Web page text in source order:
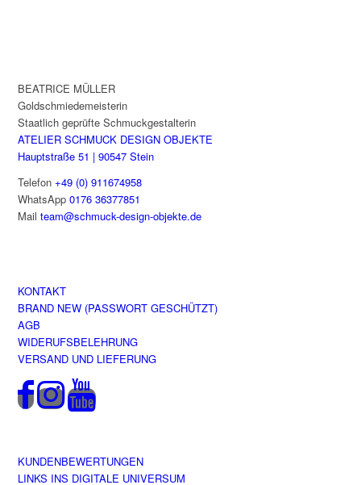
BEATRICE MÜLLER
Goldschmiedemeisterin
Staatlich geprüfte Schmuckgestalterin
ATELIER SCHMUCK DESIGN OBJEKTE
Hauptstraße 51 | 90547 Stein
Telefon+49 (0) 911674958
WhatsApp0176 36377851
Mailteam@schmuck-design-objekte.de
KONTAKT
BRAND NEW (PASSWORT GESCHÜTZT)
AGB
WIDERUFSBELEHRUNG
VERSAND UND LIEFERUNG
KUNDENBEWERTUNGEN
LINKS INS DIGITALE UNIVERSUM